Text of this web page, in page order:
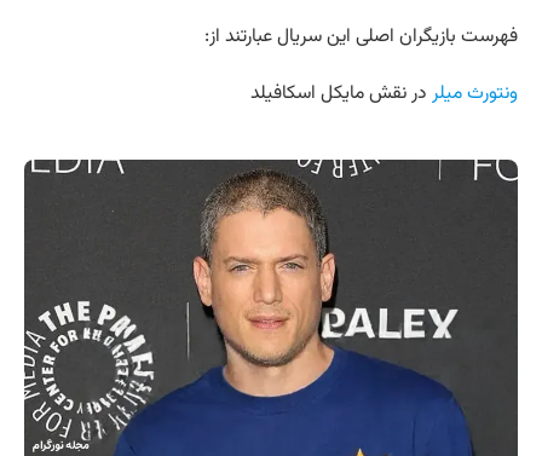
فهرست بازیگران اصلی این سریال عبارتند از:
ونتورث میلر در نقش مایکل اسکافیلد